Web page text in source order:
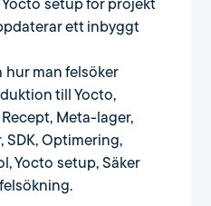
setup för projekt
ett inbyggt
hur man felsöker
till Yocto,
Meta-lager,
SDK, Optimering,
Yocto setup, Säker